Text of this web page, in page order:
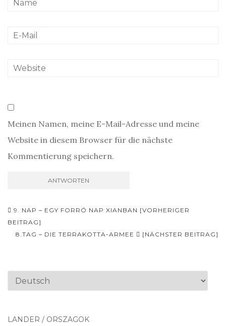
Meinen Namen, meine E-Mail-Adresse und meine
Website in diesem Browser für die nächste
Kommentierung speichern.
Beitrags-
Navigation
9. NAP – EGY FORRÓ NAP XIANBAN [VORHERIGER
BEITRAG]
8.TAG – DIE TERRAKOTTA-ARMEE
[NÄCHSTER BEITRAG]
Sprache
LÄNDER / ORSZÁGOK